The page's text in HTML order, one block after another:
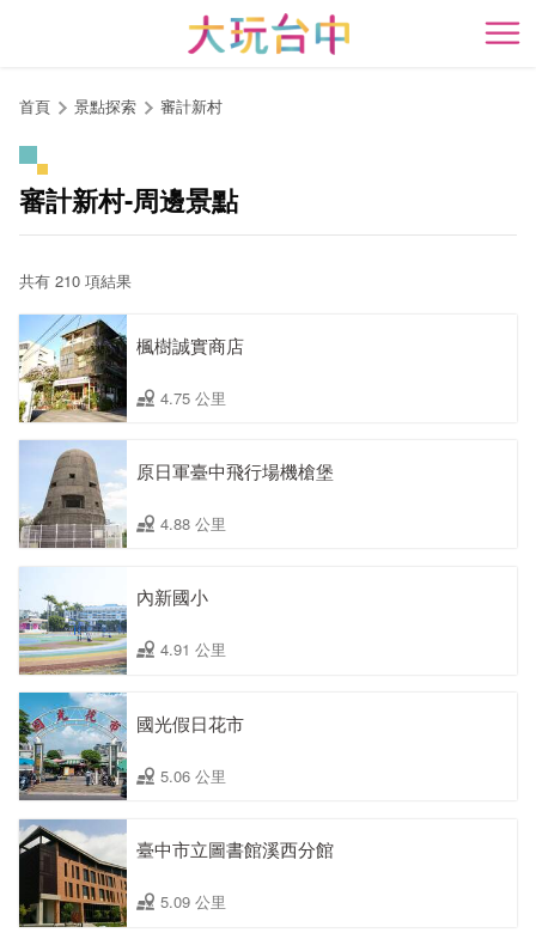
開
首頁 景點探索 審計新村
審計新村-周邊景點
共有 210 項結果
楓樹誠實商店
4.75 公里
原日軍臺中飛行場機槍堡
4.88 公里
內新國小
4.91 公里
國光假日花市
5.06 公里
臺中市立圖書館溪西分館
5.09 公里